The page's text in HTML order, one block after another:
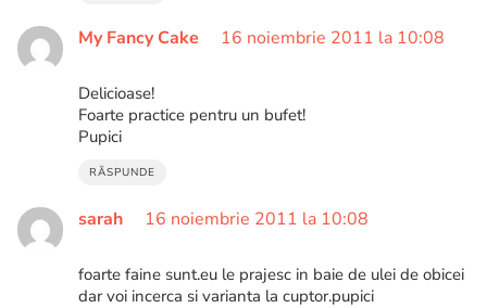
My Fancy Cake 16 noiembrie 2011 la 10:08
Delicioase!
Foarte practice pentru un bufet!
Pupici
RĂSPUNDE
sarah 16 noiembrie 2011 la 10:08
foarte faine sunt.eu le prajesc in baie de ulei de obicei
dar voi incerca si varianta la cuptor.pupici